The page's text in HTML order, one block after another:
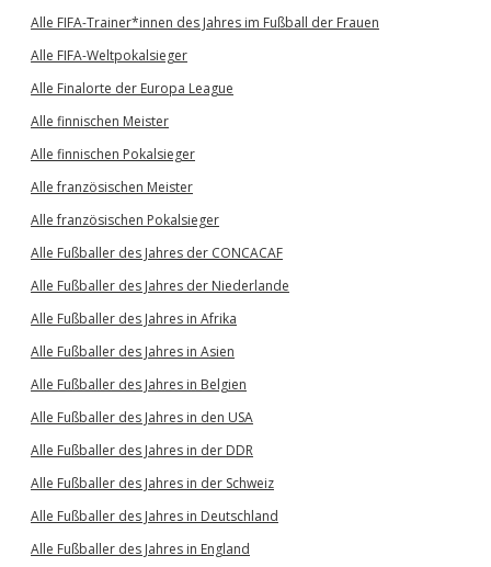
Alle FIFA-Trainer*innen des Jahres im Fußball der Frauen
Alle FIFA-Weltpokalsieger
Alle Finalorte der Europa League
Alle finnischen Meister
Alle finnischen Pokalsieger
Alle französischen Meister
Alle französischen Pokalsieger
Alle Fußballer des Jahres der CONCACAF
Alle Fußballer des Jahres der Niederlande
Alle Fußballer des Jahres in Afrika
Alle Fußballer des Jahres in Asien
Alle Fußballer des Jahres in Belgien
Alle Fußballer des Jahres in den USA
Alle Fußballer des Jahres in der DDR
Alle Fußballer des Jahres in der Schweiz
Alle Fußballer des Jahres in Deutschland
Alle Fußballer des Jahres in England